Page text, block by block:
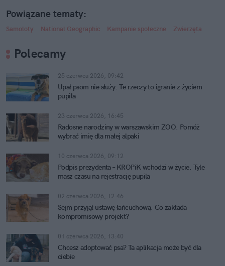
Powiązane tematy:
Samoloty National Geographic Kampanie społeczne Zwierzęta
Polecamy
25 czerwca 2026, 09:42
Upał psom nie służy. Te rzeczy to igranie z życiem
pupila
23 czerwca 2026, 16:45
Radosne narodziny w warszawskim ZOO. Pomóż
wybrać imię dla małej alpaki
10 czerwca 2026, 09:12
Podpis prezydenta – KROPiK wchodzi w życie. Tyle
masz czasu na rejestrację pupila
02 czerwca 2026, 12:46
Sejm przyjął ustawę łańcuchową. Co zakłada
kompromisowy projekt?
01 czerwca 2026, 13:40
Chcesz adoptować psa? Ta aplikacja może być dla
ciebie